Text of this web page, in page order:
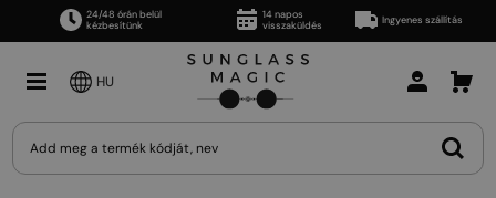
24/48 órán belül
kézbesítünk
14 napos
visszaküldés
Ingyenes szállítás
HU